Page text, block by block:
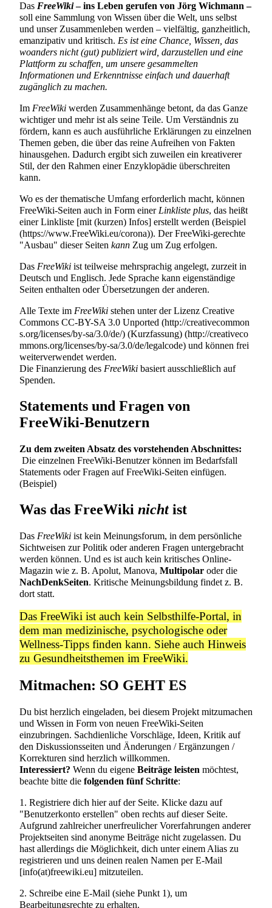
Das FreeWiki– ins Leben gerufen von Jörg Wichmann –
soll eine Sammlung von Wissen über die Welt, uns selbst
und unser Zusammenleben werden – vielfältig, ganzheitlich,
emanzipativ und kritisch. Es ist eine Chance, Wissen, das
woanders nicht (gut) publiziert wird, darzustellen und eine
Plattform zu schaffen, um unsere gesammelten
Informationen und Erkenntnisse einfach und dauerhaft
zugänglich zu machen.
Im FreeWiki werden Zusammenhänge betont, da das Ganze
wichtiger und mehr ist als seine Teile. Um Verständnis zu
fördern, kann es auch ausführliche Erklärungen zu einzelnen
Themen geben, die über das reine Aufreihen von Fakten
hinausgehen. Dadurch ergibt sich zuweilen ein kreativerer
Stil, der den Rahmen einer Enzyklopädie überschreiten
kann.
Wo es der thematische Umfang erforderlich macht, können
FreeWiki-Seiten auch in Form einer Linkliste plus, das heißt
einer Linkliste [mit (kurzen) Infos] erstellt werden (Beispiel
). Der FreeWiki-gerechte
"Ausbau" dieser Seiten kann Zug um Zug erfolgen.
Das FreeWiki ist teilweise mehrsprachig angelegt, zurzeit in
Deutsch und Englisch. Jede Sprache kann eigenständige
Seiten enthalten oder Übersetzungen der anderen.
Alle Texte im FreeWiki stehen unter der Lizenz Creative
Commons CC-BY-SA 3.0 Unported
(Kurzfassung)
und können frei
weiterverwendet werden.
Die Finanzierung des FreeWiki basiert ausschließlich auf
Spenden.
Statements und Fragen von
FreeWiki-Benutzern
Zu dem zweiten Absatz des vorstehenden Abschnittes:
Die einzelnen FreeWiki-Benutzer können im Bedarfsfall
Statements oder Fragen auf FreeWiki-Seiten einfügen.
(Beispiel)
Was das FreeWiki nichtist
Das FreeWiki ist kein Meinungsforum, in dem persönliche
Sichtweisen zur Politik oder anderen Fragen untergebracht
werden können. Und es ist auch kein kritisches Online-
Magazin wie z. B. Apolut, Manova, Multipolar oder die
NachDenkSeiten. Kritische Meinungsbildung findet z. B.
dort statt.
Das FreeWiki ist auch kein Selbsthilfe-Portal, in
dem man medizinische, psychologische oder
Wellness-Tipps finden kann. Siehe auch Hinweis
zu Gesundheitsthemen im FreeWiki.
Mitmachen: SO GEHT ES
Du bist herzlich eingeladen, bei diesem Projekt mitzumachen
und Wissen in Form von neuen FreeWiki-Seiten
einzubringen. Sachdienliche Vorschläge, Ideen, Kritik auf
den Diskussionsseiten und Änderungen / Ergänzungen /
Korrekturen sind herzlich willkommen.
Interessiert? Wenn du eigene Beiträge leisten möchtest,
beachte bitte die folgenden fünf Schritte:
1. Registriere dich hier auf der Seite. Klicke dazu auf
"Benutzerkonto erstellen" oben rechts auf dieser Seite.
Aufgrund zahlreicher unerfreulicher Vorerfahrungen anderer
Projektseiten sind anonyme Beiträge nicht zugelassen. Du
hast allerdings die Möglichkeit, dich unter einem Alias zu
registrieren und uns deinen realen Namen per E-Mail
[info(at)freewiki.eu] mitzuteilen.
2. Schreibe eine E-Mail (siehe Punkt 1), um
Bearbeitungsrechte zu erhalten.